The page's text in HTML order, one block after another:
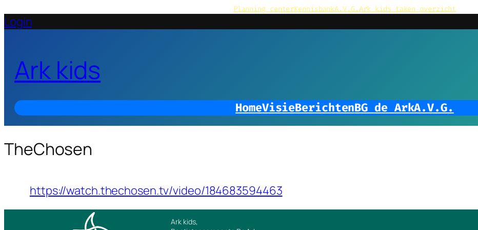
Planning centerKennisbankA.V.G.Ark kids taken overzicht
Login
Ark kids
HomeVisieBerichtenBG de ArkA.V.G.
TheChosen
https://watch.thechosen.tv/video/184683594463
Ark kids,